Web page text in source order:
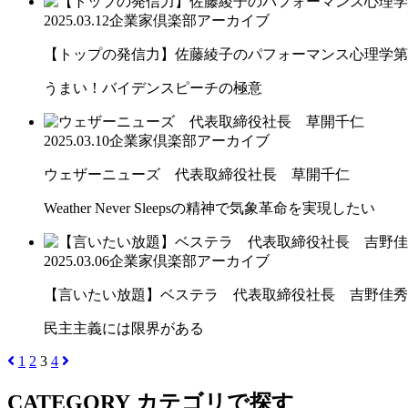
2025.03.12企業家倶楽部アーカイブ
【トップの発信力】佐藤綾子のパフォーマンス心理学
うまい！バイデンスピーチの極意
2025.03.10企業家倶楽部アーカイブ
ウェザーニューズ 代表取締役社長 草開千仁
Weather Never Sleepsの精神で気象革命を実現したい
2025.03.06企業家倶楽部アーカイブ
【言いたい放題】ベステラ 代表取締役社長 吉野佳秀
民主主義には限界がある
1 2 3 4
CATEGORY カテゴリで探す